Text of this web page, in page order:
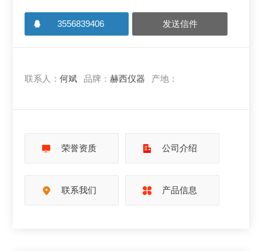
3556839406 发送信件
联系人：何斌 品牌：赫西仪器 产地：
荣誉资质 公司介绍
联系我们 产品信息